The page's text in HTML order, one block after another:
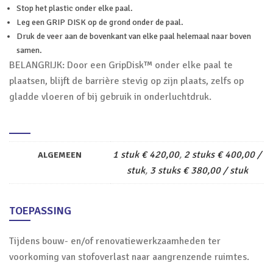
Stop het plastic onder elke paal.
Leg een GRIP DISK op de grond onder de paal.
Druk de veer aan de bovenkant van elke paal helemaal naar boven
samen.
BELANGRIJK: Door een GripDisk™ onder elke paal te
plaatsen, blijft de barrière stevig op zijn plaats, zelfs op
gladde vloeren of bij gebruik in onderluchtdruk.
ALGEMEEN 1 stuk € 420,00, 2 stuks € 400,00 /
stuk, 3 stuks € 380,00 / stuk
TOEPASSING
Tijdens bouw- en/of renovatiewerkzaamheden ter
voorkoming van stofoverlast naar aangrenzende ruimtes.